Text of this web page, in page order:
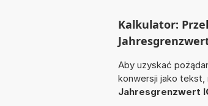
Kalkulator:
Aby uzyskać
konwersji jako tekst,
Jahresgrenzwert